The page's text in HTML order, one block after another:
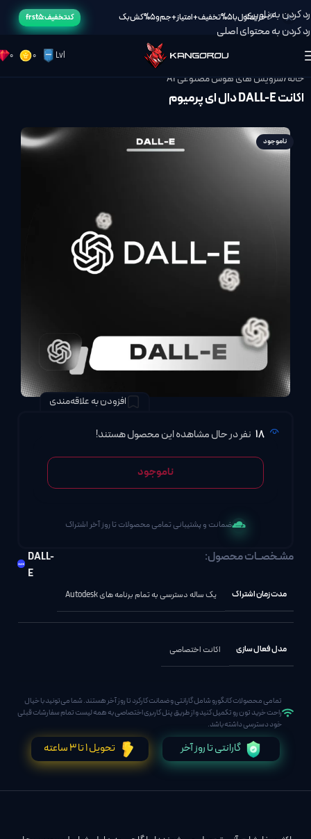
🎉خرید اول با 5% تخفیف + امتیاز + جم و 5% کش بک کد تخفیف: frst5
رد کردن به ناوبری
رد کردن به محتوای اصلی
0 0 Lvl
خانه/سرویس های هوش مصنوعی AI
اکانت DALL-E دال ای پرمیوم
ناموجود
DALL-
E
مشـخصــات محصول:
مدت زمان اشتراک یک ساله دسترسی به تمام برنامه های Autodesk
مدل فعال سازی اکانت اختصاصی
افزودن به علاقه‌مندی
18 نفر در حال مشاهده این محصول هستند!
ناموجود
ضمانت و پشتیبانی تمامی محصولات تا روز آخر اشتراک
تمامی محصولات کانگورو شامل گارانتی و ضمانت کارکرد تا روز آخر هستند. شما می‌تونید با خیال
راحت خرید تون رو تکمیل کنید و از طریق پنل کاربری اختصاصی به همه لیست تمام سفارشات قبلی
خود دسترسی داشته باشد.
گارانتی تا روز آخر تحویل 1 تا 3 ساعته